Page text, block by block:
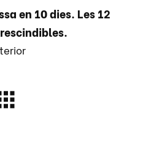
en 10 dies. Les 12